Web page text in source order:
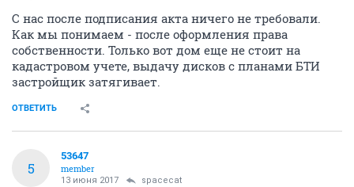
С нас после подписания акта ничего не требовали.
Как мы понимаем - после оформления права
собственности. Только вот дом еще не стоит на
кадастровом учете, выдачу дисков с планами БТИ
застройщик затягивает.
ОТВЕТИТЬ
5
53647
member
13 июня 2017 spacecat